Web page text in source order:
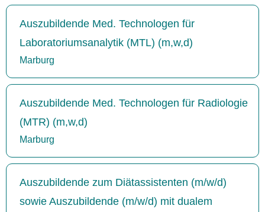
Auszubildende Med. Technologen für
Laboratoriumsanalytik (MTL) (m,w,d)
Marburg
Auszubildende Med. Technologen für Radiologie
(MTR) (m,w,d)
Marburg
Auszubildende zum Diätassistenten (m/w/d)
sowie Auszubildende (m/w/d) mit dualem